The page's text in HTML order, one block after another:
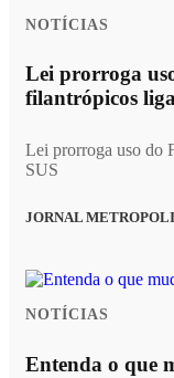
NOTÍCIAS
Lei prorroga
filantrópicos
Lei prorroga uso do
SUS
JORNAL
NOTÍCIAS
Entenda o que